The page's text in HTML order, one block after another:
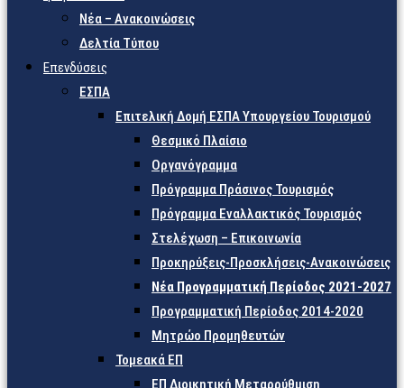
Νέα – Ανακοινώσεις
Δελτία Τύπου
Επενδύσεις
ΕΣΠΑ
Επιτελική Δομή ΕΣΠΑ Υπουργείου Τουρισμού
Θεσμικό Πλαίσιο
Οργανόγραμμα
Πρόγραμμα Πράσινος Τουρισμός
Πρόγραμμα Εναλλακτικός Τουρισμός
Στελέχωση – Επικοινωνία
Προκηρύξεις-Προσκλήσεις-Ανακοινώσεις
Νέα Προγραμματική Περίοδος 2021-2027
Προγραμματική Περίοδος 2014-2020
Μητρώο Προμηθευτών
Τομεακά ΕΠ
ΕΠ Διοικητική Μεταρρύθμιση